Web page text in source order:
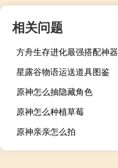
相关问题
方舟生存进化最强搭配神器
星露谷物语运送道具图鉴
原神怎么抽隐藏角色
原神怎么种植草莓
原神亲亲怎么拍